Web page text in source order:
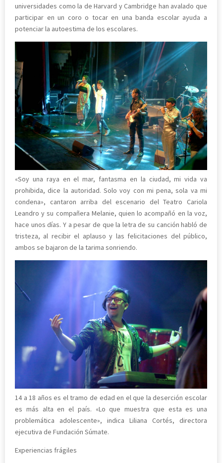
universidades como la de Harvard y Cambridge han avalado que
participar en un coro o tocar en una banda escolar ayuda a
potenciar la autoestima de los escolares.
«Soy una raya en el mar, fantasma en la ciudad, mi vida va
prohibida, dice la autoridad. Solo voy con mi pena, sola va mi
condena», cantaron arriba del escenario del Teatro Cariola
Leandro y su compañera Melanie, quien lo acompañó en la voz,
hace unos días. Y a pesar de que la letra de su canción habló de
tristeza, al recibir el aplauso y las felicitaciones del público,
ambos se bajaron de la tarima sonriendo.
14 a 18 años es el tramo de edad en el que la deserción escolar
es más alta en el país. «Lo que muestra que esta es una
problemática adolescente», indica Liliana Cortés, directora
ejecutiva de Fundación Súmate.
Experiencias frágiles